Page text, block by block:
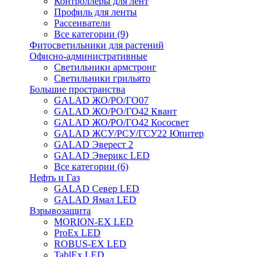
Профиль для ленты
Рассеиватели
Все категории (9)
Фитосветильники для растений
Офисно-административные
Светильники армстронг
Светильники грильято
Большие пространства
GALAD ЖО/РО/ГО07
GALAD ЖО/РО/ГО42 Квант
GALAD ЖО/РО/ГО42 Кососвет
GALAD ЖСУ/РСУ/ГСУ22 Юпитер
GALAD Эверест 2
GALAD Эверикс LED
Все категории (6)
Нефть и Газ
GALAD Север LED
GALAD Ямал LED
Взрывозащита
MORION-EX LED
ProEx LED
ROBUS-EX LED
TablEx LED